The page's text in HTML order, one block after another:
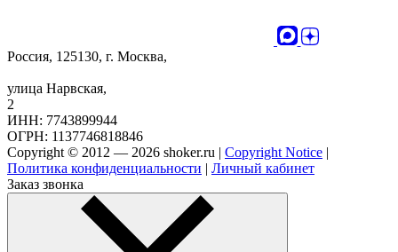
Россия, 125130, г. Москва,
улица Нарвская,
2
ИНН: 7743899944
ОГРН: 1137746818846
Copyright © 2012 — 2026 shoker.ru | Copyright Notice |
Политика конфиденциальности | Личный кабинет
Заказ звонка